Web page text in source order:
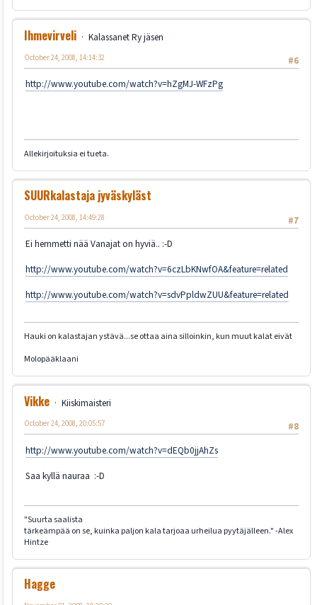
Ihmevirveli
Kalassanet Ry jäsen
#6
October 24, 2008, 14:14:32
http://www.youtube.com/watch?v=hZgMJ-WFzPg
Allekirjoituksia ei tueta.
SUURkalastaja jyväskyläst
#7
October 24, 2008, 14:49:28
Ei hemmetti nää Vanajat on hyviä.. :-D
http://www.youtube.com/watch?v=6czLbKNwfOA&feature=related
http://www.youtube.com/watch?v=sdvPpldwZUU&feature=related
Hauki on kalastajan ystävä...se ottaa aina silloinkin, kun muut kalat eivät
Molopääklaani
Vikke
Kiiskimaisteri
#8
October 24, 2008, 20:05:57
http://www.youtube.com/watch?v=dEQb0jjAhZs
Saa kyllä nauraa :-D
"Suurta saalista
tärkeämpää on se, kuinka paljon kala tarjoaa urheilua pyytäjälleen." -Alex
Hintze
Hagge